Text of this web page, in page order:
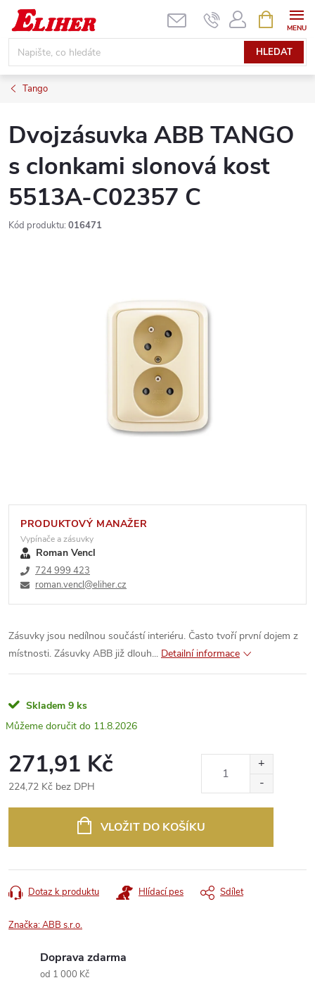
Přejít
obsah
HLEDAT
NÁKUPNÍ
KOŠÍK
Tango
Dvojzásuvka ABB TANGO
s clonkami slonová kost
5513A-C02357 C
Kód produktu: 016471
PRODUKTOVÝ MANAŽER
Vypínače a zásuvky
Roman Vencl
724 999 423
roman.vencl@eliher.cz
Zásuvky jsou nedílnou součástí interiéru. Často tvoří první dojem z
místnosti. Zásuvky ABB již dlouh... Detailní informace
Skladem 9 ks
11.8.2026
271,91 Kč
224,72 Kč bez DPH
VLOŽIT DO KOŠÍKU
Dotaz k produktu Hlídací pes Sdílet
Značka:ABB s.r.o.
Doprava zdarma
od 1 000 Kč